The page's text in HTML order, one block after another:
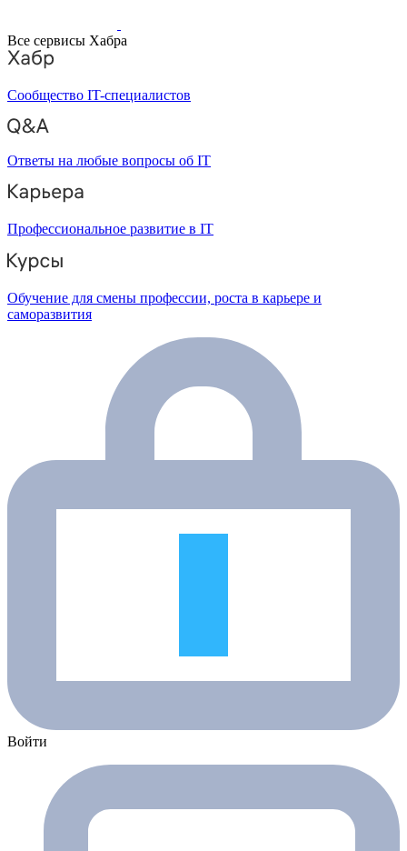
Все сервисы Хабра
Сообщество IT-специалистов
Ответы на любые вопросы об IT
Профессиональное развитие в IT
Обучение для смены профессии, роста в карьере и
саморазвития
Войти